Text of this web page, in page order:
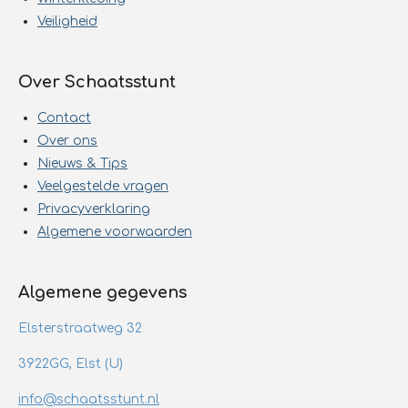
Veiligheid
Over Schaatsstunt
Contact
Over ons
Nieuws & Tips
Veelgestelde vragen
Privacyverklaring
Algemene voorwaarden
Algemene gegevens
Elsterstraatweg 32
3922GG, Elst (U)
info@schaatsstunt.nl